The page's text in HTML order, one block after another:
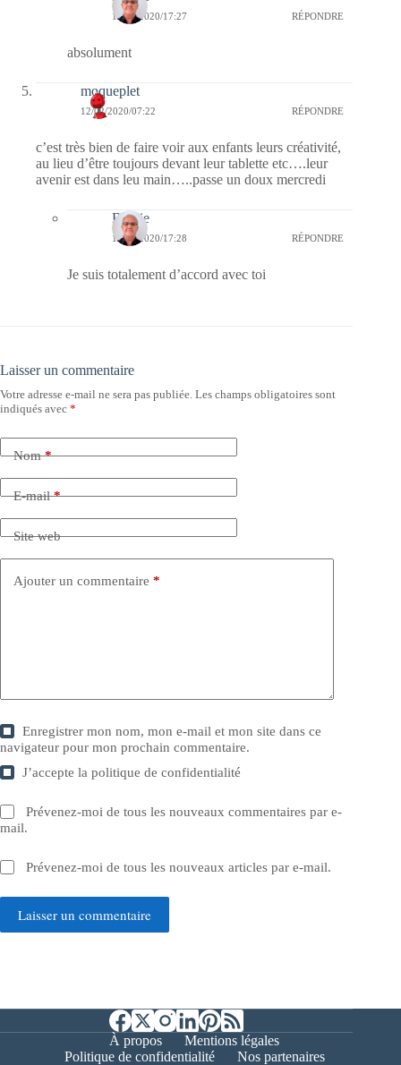
12/02/2020/17:27 RÉPONDRE
absolument
moqueplet
12/02/2020/07:22 RÉPONDRE
c’est très bien de faire voir aux enfants leurs créativité,
au lieu d’être toujours devant leur tablette etc….leur
avenir est dans leu main…..passe un doux mercredi
Bernie
12/02/2020/17:28 RÉPONDRE
Je suis totalement d’accord avec toi
Laisser un commentaire
Votre adresse e-mail ne sera pas publiée. Les champs obligatoires sont
indiqués avec *
Nom*
E-mail*
Site web
Ajouter un commentaire *
Enregistrer mon nom, mon e-mail et mon site dans ce
navigateur pour mon prochain commentaire.
J’accepte lapolitique de confidentialité
Prévenez-moi de tous les nouveaux commentaires par e-
mail.
Prévenez-moi de tous les nouveaux articles par e-mail.
Laisser un commentaire
À propos
Mentions légales
Politique de confidentialité
Nos partenaires